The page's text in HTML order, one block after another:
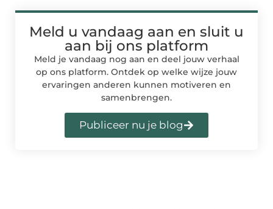
Meld u vandaag aan en sluit u
aan bij ons platform
Meld je vandaag nog aan en deel jouw verhaal
op ons platform. Ontdek op welke wijze jouw
ervaringen anderen kunnen motiveren en
samenbrengen.
Publiceer nu je blog